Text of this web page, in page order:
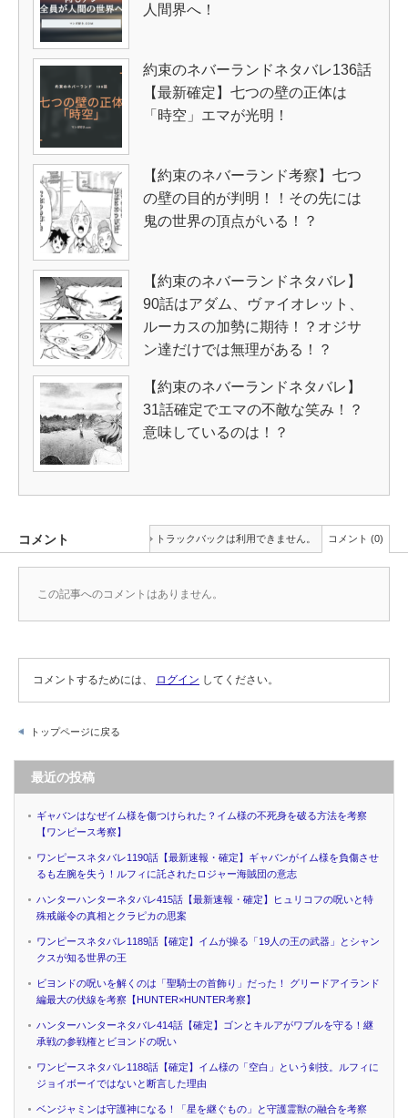
人間界へ！
約束のネバーランドネタバレ136話
【最新確定】七つの壁の正体は
「時空」エマが光明！
【約束のネバーランド考察】七つ
の壁の目的が判明！！その先には
鬼の世界の頂点がいる！？
【約束のネバーランドネタバレ】
90話はアダム、ヴァイオレット、
ルーカスの加勢に期待！？オジサ
ン達だけでは無理がある！？
【約束のネバーランドネタバレ】
31話確定でエマの不敵な笑み！？
意味しているのは！？
コメント トラックバックは利用できません。 コメント (0)
この記事へのコメントはありません。
コメントするためには、 ログイン してください。
トップページに戻る
最近の投稿
ギャバンはなぜイム様を傷つけられた？イム様の不死身を破る方法を考察
【ワンピース考察】
ワンピースネタバレ1190話【最新速報・確定】ギャバンがイム様を負傷させ
るも左腕を失う！ルフィに託されたロジャー海賊団の意志
ハンターハンターネタバレ415話【最新速報・確定】ヒュリコフの呪いと特
殊戒厳令の真相とクラピカの思案
ワンピースネタバレ1189話【確定】イムが操る「19人の王の武器」とシャン
クスが知る世界の王
ビヨンドの呪いを解くのは「聖騎士の首飾り」だった！ グリードアイランド
編最大の伏線を考察【HUNTER×HUNTER考察】
ハンターハンターネタバレ414話【確定】ゴンとキルアがワブルを守る！継
承戦の参戦権とビヨンドの呪い
ワンピースネタバレ1188話【確定】イム様の「空白」という剣技。ルフィに
ジョイボーイではないと断言した理由
ベンジャミンは守護神になる！「星を継ぐもの」と守護霊獣の融合を考察